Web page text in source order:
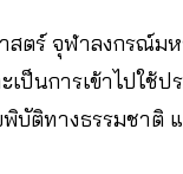
ตร์ จุฬาลงกรณ์ม
ป็นการเข้าไปใช้
ติทางธรรมชาติ